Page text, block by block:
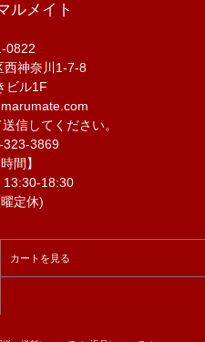
ルメイト
0822
西神奈川1-7-8
ビル1F
信してください。
323-3869
間】
18:30
定休)
カートを見る